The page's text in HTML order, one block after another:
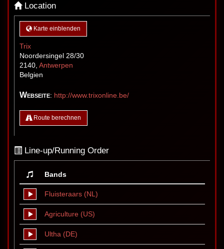
Location
Karte einblenden
Trix
Noordersingel 28/30
2140, Antwerpen
Belgien
Webseite: http://www.trixonline.be/
Route berechnen
Line-up/Running Order
Bands
Fluisteraars (NL)
Agriculture (US)
Ultha (DE)